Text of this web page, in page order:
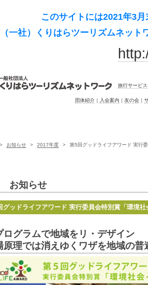
このサイトには2021年3
（一社）くりはらツーリズムネッ
旅行サービ
団体紹介 ｜ 入会案内 ｜ 友の会 ｜
> お知らせ > 2017年度 >
第5回グッドライフアワード 実行
お知らせ
グッドライフアワード 実行委員会特別賞「環境
ログラムで地域をリ・デザイン
原理では消えゆくワザを地域の普